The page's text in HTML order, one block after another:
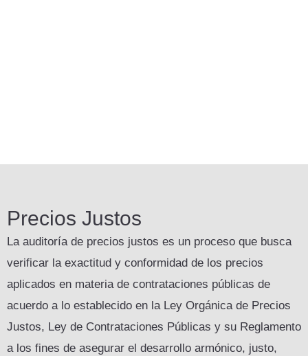
Precios Justos
La auditoría de precios justos es un proceso que busca
verificar la exactitud y conformidad de los precios
aplicados en materia de contrataciones públicas de
acuerdo a lo establecido en la Ley Orgánica de Precios
Justos, Ley de Contrataciones Públicas y su Reglamento
a los fines de asegurar el desarrollo armónico, justo,